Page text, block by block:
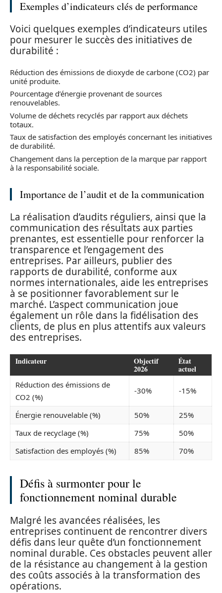
Exemples d’indicateurs clés de performance
Voici quelques exemples d’indicateurs utiles
pour mesurer le succès des initiatives de
durabilité :
Réduction des émissions de dioxyde de carbone (CO2) par
unité produite.
Pourcentage d’énergie provenant de sources
renouvelables.
Volume de déchets recyclés par rapport aux déchets
totaux.
Taux de satisfaction des employés concernant les initiatives
de durabilité.
Changement dans la perception de la marque par rapport
à la responsabilité sociale.
Importance de l’audit et de la communication
La réalisation d’audits réguliers, ainsi que la
communication des résultats aux parties
prenantes, est essentielle pour renforcer la
transparence et l’engagement des
entreprises. Par ailleurs, publier des
rapports de durabilité, conforme aux
normes internationales, aide les entreprises
à se positionner favorablement sur le
marché. L’aspect communication joue
également un rôle dans la fidélisation des
clients, de plus en plus attentifs aux valeurs
des entreprises.
Indicateur Objectif
2026
État
actuel
Réduction des émissions de
CO2 (%)
-30% -15%
Énergie renouvelable (%) 50%
25%
Taux de recyclage (%)
75%
50%
Satisfaction des employés (%)
85% 70%
Défis à surmonter pour le
fonctionnement nominal durable
Malgré les avancées réalisées, les
entreprises continuent de rencontrer divers
défis dans leur quête d’un fonctionnement
nominal durable. Ces obstacles peuvent aller
de la résistance au changement à la gestion
des coûts associés à la transformation des
opérations.